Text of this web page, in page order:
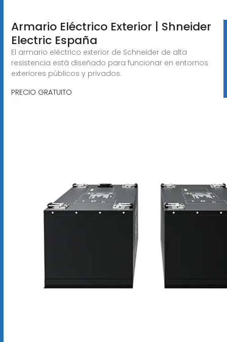
Armario Eléctrico Exterior | Shneider
Electric España
El armario eléctrico exterior de Schneider de alta
resistencia está diseñado para funcionar en entornos
exteriores públicos y privados.
PRECIO GRATUITO